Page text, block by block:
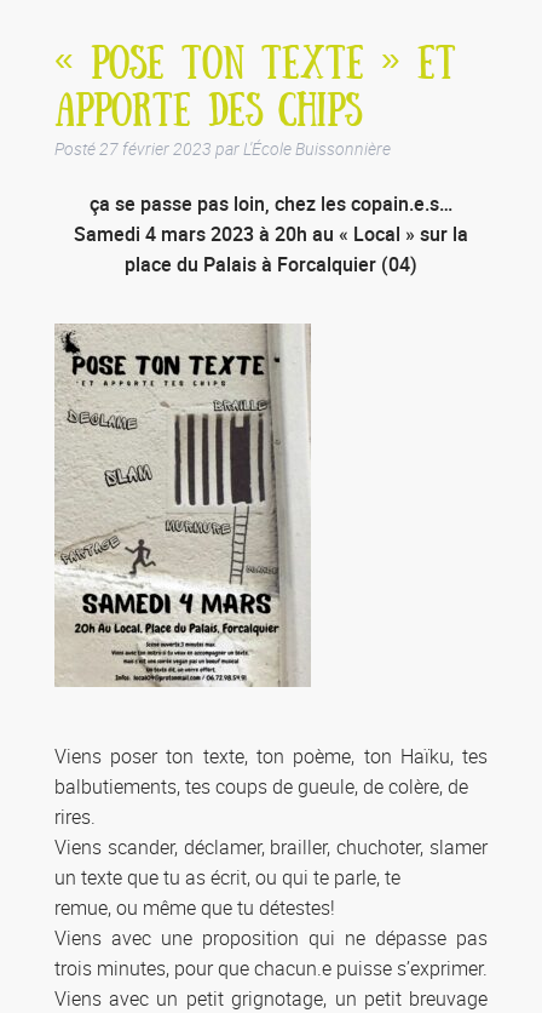
« POSE TON TEXTE » ET
APPORTE DES CHIPS
Posté27 février 2023 parL'École Buissonnière
ça se passe pas loin, chez les copain.e.s…
Samedi 4 mars 2023 à 20h au « Local » sur la
place du Palais à Forcalquier (04)
Viens poser ton texte, ton poème, ton Haïku, tes
balbutiements, tes coups de gueule, de colère, de
rires.
Viens scander, déclamer, brailler, chuchoter, slamer
un texte que tu as écrit, ou qui te parle, te
remue, ou même que tu détestes!
Viens avec une proposition qui ne dépasse pas
trois minutes, pour que chacun.e puisse s’exprimer.
Viens avec un petit grignotage, un petit breuvage